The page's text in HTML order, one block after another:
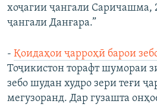
хоҷагии ҷангали Саричашма,
ҷангали Данғара.”
- Қоидаҳои ҷарроҳӣ барои
Тоҷикистон торафт шумораи
зебо шудан худро зери теғи
мегузоранд. Дар гузашта